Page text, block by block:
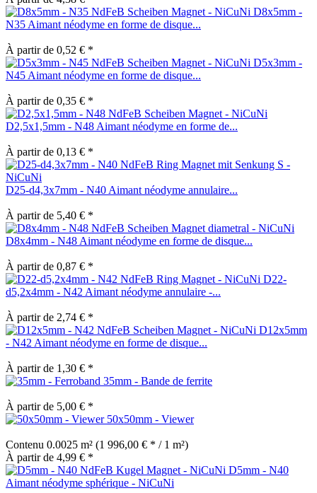
D8x5mm -
N35 Aimant néodyme en forme de disque...
À partir de 0,52 € *
D5x3mm -
N45 Aimant néodyme en forme de disque...
À partir de 0,35 € *
D2,5x1,5mm - N48 Aimant néodyme en forme de...
À partir de 0,13 € *
D25-d4,3x7mm - N40 Aimant néodyme annulaire...
À partir de 5,40 € *
D8x4mm - N48 Aimant néodyme en forme de disque...
À partir de 0,87 € *
D22-
d5,2x4mm - N42 Aimant néodyme annulaire -...
À partir de 2,74 € *
D12x5mm
- N42 Aimant néodyme en forme de disque...
À partir de 1,30 € *
35mm - Bande de ferrite
À partir de 5,00 € *
50x50mm - Viewer
Contenu 0.0025 m² (1 996,00 € * / 1 m²)
À partir de 4,99 € *
D5mm - N40
Aimant néodyme sphérique - NiCuNi